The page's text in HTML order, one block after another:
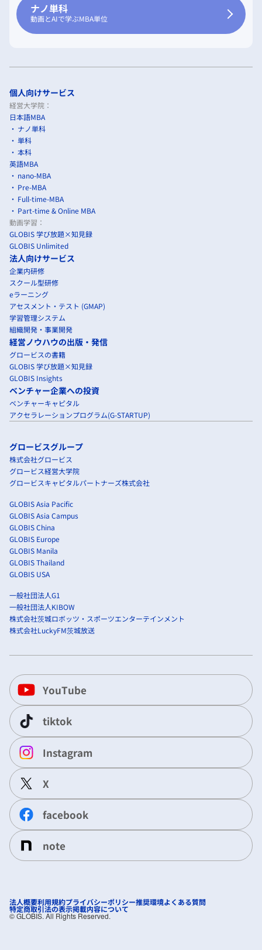
ナノ単科
動画とAIで学ぶMBA単位
個人向けサービス
経営大学院：
日本語MBA
ナノ単科
単科
本科
英語MBA
nano-MBA
Pre-MBA
Full-time-MBA
Part-time & Online MBA
動画学習：
GLOBIS 学び放題×知見録
GLOBIS Unlimited
法人向けサービス
企業内研修
スクール型研修
eラーニング
アセスメント・テスト (GMAP)
学習管理システム
組織開発・事業開発
経営ノウハウの出版・発信
グロービスの書籍
GLOBIS 学び放題×知見録
GLOBIS Insights
ベンチャー企業への投資
ベンチャーキャピタル
アクセラレーションプログラム(G-STARTUP)
グロービスグループ
株式会社グロービス
グロービス経営大学院
グロービスキャピタルパートナーズ株式会社
GLOBIS Asia Pacific
GLOBIS Asia Campus
GLOBIS China
GLOBIS Europe
GLOBIS Manila
GLOBIS Thailand
GLOBIS USA
一般社団法人G1
一般社団法人KIBOW
株式会社茨城ロボッツ・スポーツエンターテインメント
株式会社LuckyFM茨城放送
YouTube
tiktok
Instagram
X
facebook
note
法人概要利用規約プライバシーポリシー推奨環境よくある質問
特定商取引法の表示掲載内容について
©︎ GLOBIS. All Rights Reserved.